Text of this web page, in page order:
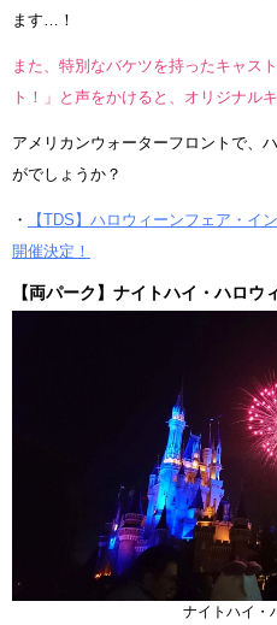
ます…！
また、特別なバケツを持ったキャス
ト！」と声をかけると、オリジナル
アメリカンウォーターフロントで、
がでしょうか？
・
【TDS】ハロウィーンフェア・イ
開催決定！
【両パーク】ナイトハイ・ハロウ
ナイトハイ・